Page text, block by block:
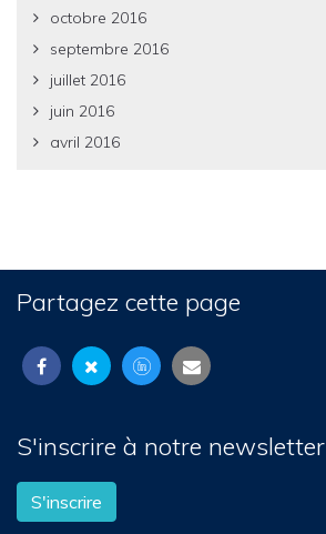
octobre 2016
septembre 2016
juillet 2016
juin 2016
avril 2016
Partagez cette page
S'inscrire à notre newsletter
S'inscrire